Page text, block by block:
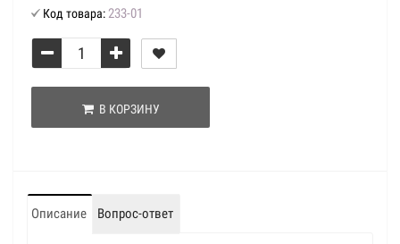
Код товара: 233-01
В КОРЗИНУ
Описание Вопрос-ответ